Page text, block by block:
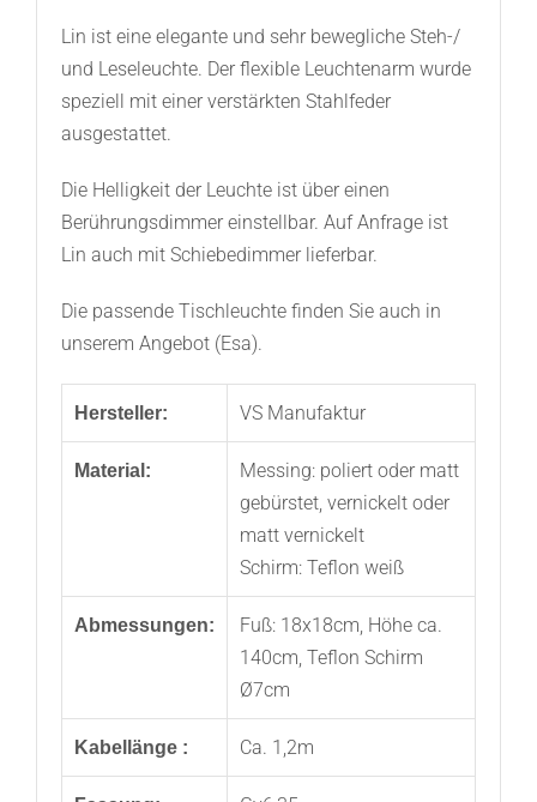
Lin ist eine elegante und sehr bewegliche Steh-/
und Leseleuchte. Der flexible Leuchtenarm wurde
speziell mit einer verstärkten Stahlfeder
ausgestattet.
Die Helligkeit der Leuchte ist über einen
Berührungsdimmer einstellbar. Auf Anfrage ist
Lin auch mit Schiebedimmer lieferbar.
Die passende Tischleuchte finden Sie auch in
unserem Angebot (Esa).
Hersteller: VS Manufaktur
Material:
Messing: poliert oder matt
gebürstet, vernickelt oder
matt vernickelt
Schirm: Teflon weiß
Abmessungen:
Fuß: 18x18cm, Höhe ca.
140cm, Teflon Schirm
Ø7cm
Kabellänge : Ca. 1,2m